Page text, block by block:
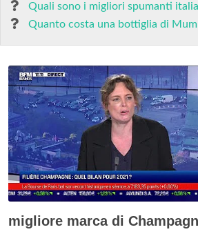
Quali sono i migliori spumanti
Quanto costa una bottiglia di
migliore marca di